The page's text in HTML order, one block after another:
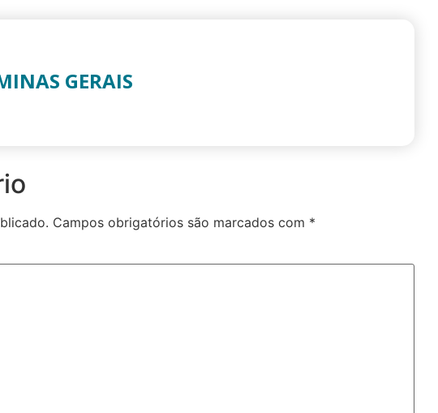
GERAIS
Campos obrigatórios são marcados com *